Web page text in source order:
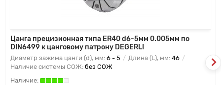
Цанга прецизионная типа ER40 d6-5мм 0.005мм по
DIN6499 к цанговому патрону DEGERLI
Диаметр зажима цанги (d), мм: 6 - 5 Длина (L), мм: 46
Наличие системы СОЖ: без СОЖ